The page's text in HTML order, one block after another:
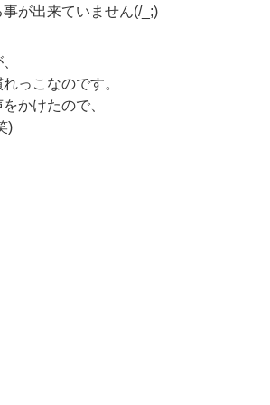
が出来ていません(/_;)
っこなのです。
かけたので、
)